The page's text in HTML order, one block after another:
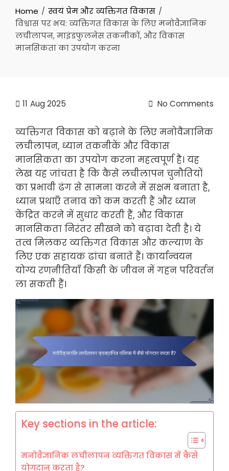
Home
स्वयं प्रेम और व्यक्तिगत विकास
विश्वास पर भय: व्यक्तिगत विकास के लिए मनोवैज्ञानिक
लचीलापन, माइंडफुलनेस तकनीकों, और विकास
मानसिकता का उपयोग करना
11 Aug 2025 No Comments
व्यक्तिगत विकास को बढ़ाने के लिए मनोवैज्ञानिक
लचीलापन, ध्यान तकनीकें और विकास
मानसिकता का उपयोग करना महत्वपूर्ण है। यह
लेख यह जांचता है कि कैसे लचीलापन चुनौतियों
का प्रभावी ढंग से सामना करने में सक्षम बनाता है,
ध्यान प्रथाएँ तनाव को कम करती हैं और ध्यान
केंद्रित करने में सुधार करती हैं, और विकास
मानसिकता निरंतर सीखने को बढ़ावा देती है। ये
तत्व मिलकर व्यक्तिगत विकास और कल्याण के
लिए एक सहायक ढांचा बनाते हैं। कार्यान्वयन
योग्य रणनीतियाँ किसी के जीवन में गहन परिवर्तन
ला सकती हैं।
Key sections in the article:
मनोवैज्ञानिक लचीलापन व्यक्तिगत विकास में कैसे
योगदान करता है?